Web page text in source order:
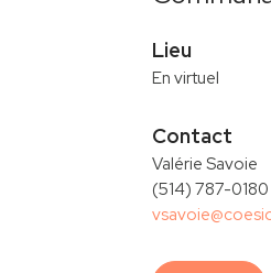
Lieu
En virtuel
Contact
Valérie Savoie
(514) 787-0180